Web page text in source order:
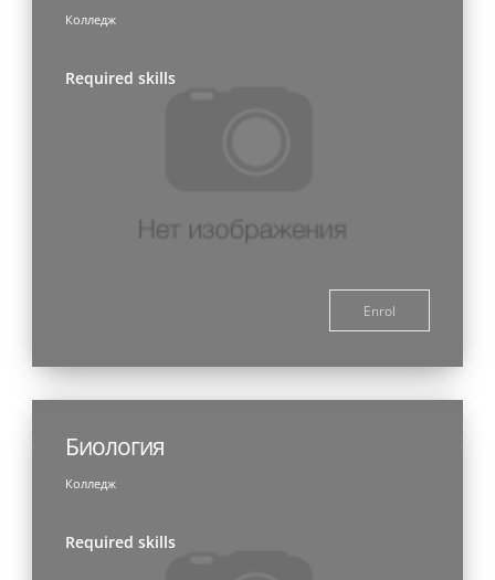
Колледж
Required skills
Enrol
Биология
Колледж
Required skills